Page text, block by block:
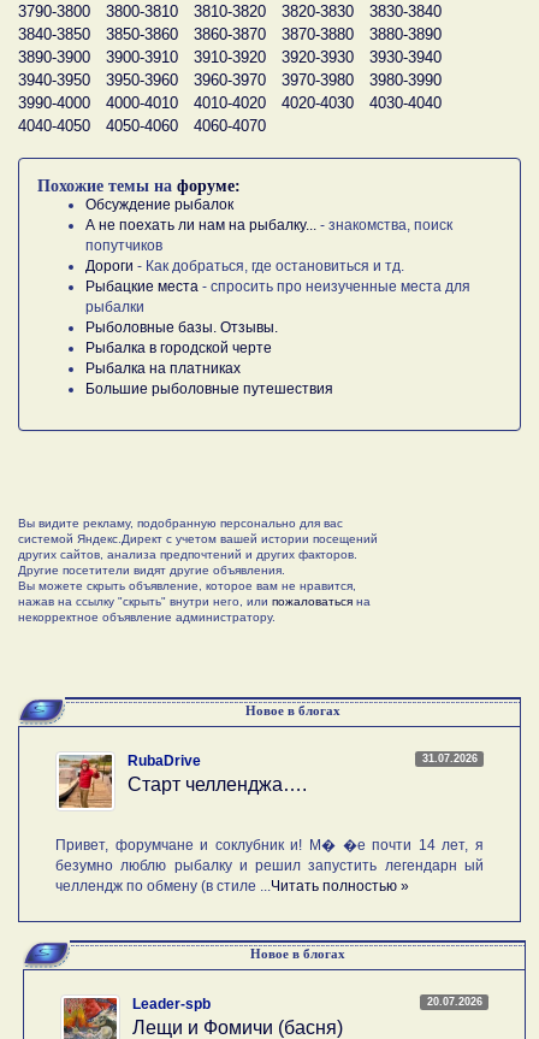
3790-3800
3800-3810 3810-3820 3820-3830
3830-3840
3840-3850
3850-3860 3860-3870 3870-3880
3880-3890
3890-3900
3900-3910 3910-3920 3920-3930
3930-3940
3940-3950
3950-3960 3960-3970 3970-3980
3980-3990
3990-4000
4000-4010 4010-4020 4020-4030
4030-4040
4040-4050
4050-4060 4060-4070
Похожие темы на форуме:
Обсуждение рыбалок
А не поехать ли нам на рыбалку... - знакомства, поиск
попутчиков
Дороги - Как добраться, где остановиться и тд.
Рыбацкие места - спросить про неизученные места для
рыбалки
Рыболовные базы. Отзывы.
Рыбалка в городской черте
Рыбалка на платниках
Большие рыболовные путешествия
Вы видите рекламу, подобранную персонально для вас
системой Яндекс.Директ с учетом вашей истории посещений
других сайтов, анализа предпочтений и других факторов.
Другие посетители видят другие объявления.
Вы можете скрыть объявление, которое вам не нравится,
нажав на ссылку "скрыть" внутри него, или пожаловаться на
некорректное объявление администратору.
Новое в блогах
31.07.2026
RubaDrive
Старт челленджа….
Привет, форумчане и соклубник и! М� �е почти 14 лет, я
безумно люблю рыбалку и решил запустить легендарн ый
челлендж по обмену (в стиле ...Читать полностью »
Новое в блогах
20.07.2026
Leader-spb
Лещи и Фомичи (басня)